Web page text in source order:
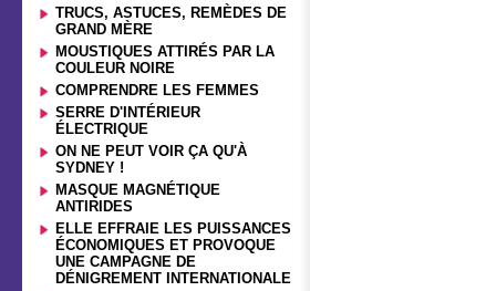
TRUCS, ASTUCES, REMÈDES DE
GRAND MÈRE
MOUSTIQUES ATTIRÉS PAR LA
COULEUR NOIRE
COMPRENDRE LES FEMMES
SERRE D'INTÉRIEUR
ÉLECTRIQUE
ON NE PEUT VOIR ÇA QU'À
SYDNEY !
MASQUE MAGNÉTIQUE
ANTIRIDES
ELLE EFFRAIE LES PUISSANCES
ÉCONOMIQUES ET PROVOQUE
UNE CAMPAGNE DE
DÉNIGREMENT INTERNATIONALE